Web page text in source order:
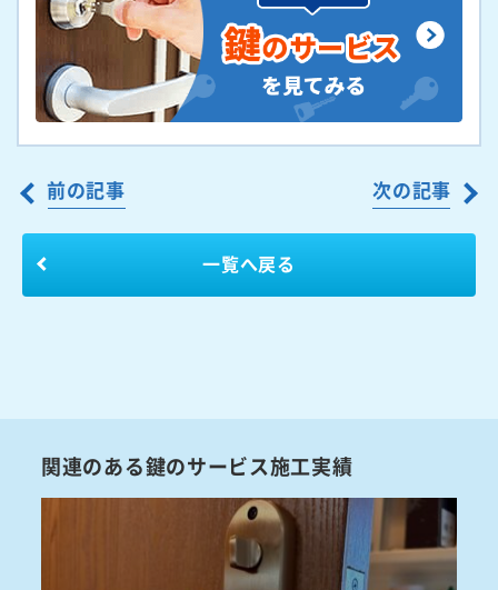
前の記事
一覧へ戻る
次の記事
関連のある鍵のサービス施工実績